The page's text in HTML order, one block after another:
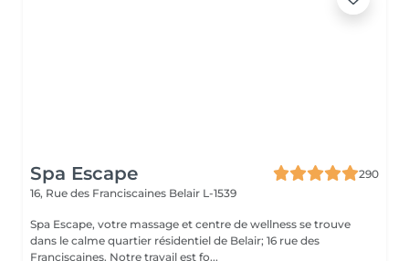
Spa Escape
290
16, Rue des Franciscaines Belair L-1539
Spa Escape, votre massage et centre de wellness se trouve
dans le calme quartier résidentiel de Belair; 16 rue des
Franciscaines. Notre travail est fo...